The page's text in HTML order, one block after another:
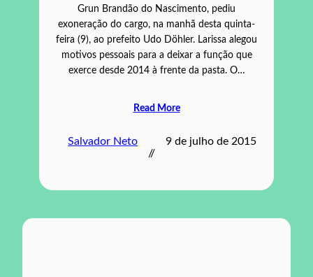
Grun Brandão do Nascimento, pediu
exoneração do cargo, na manhã desta quinta-
feira (9), ao prefeito Udo Döhler. Larissa alegou
motivos pessoais para a deixar a função que
exerce desde 2014 à frente da pasta. O…
Read More
Salvador Neto
//
9 de julho de 2015